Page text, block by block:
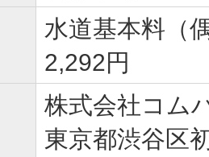
水道基本料（
2,292円
株式会社コム
東京都渋谷区